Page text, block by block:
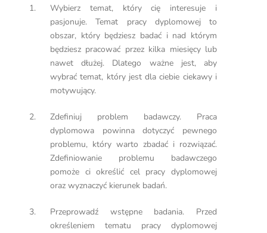
Wybierz temat, który cię interesuje i
pasjonuje. Temat pracy dyplomowej to
obszar, który będziesz badać i nad którym
będziesz pracować przez kilka miesięcy lub
nawet dłużej. Dlatego ważne jest, aby
wybrać temat, który jest dla ciebie ciekawy i
motywujący.
Zdefiniuj problem badawczy. Praca
dyplomowa powinna dotyczyć pewnego
problemu, który warto zbadać i rozwiązać.
Zdefiniowanie problemu badawczego
pomoże ci określić cel pracy dyplomowej
oraz wyznaczyć kierunek badań.
Przeprowadź wstępne badania. Przed
określeniem tematu pracy dyplomowej